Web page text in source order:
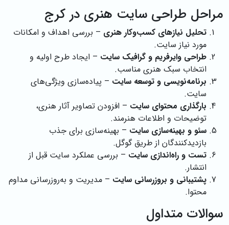
مراحل طراحی سایت هنری در کرج
تحلیل نیازهای کسب‌وکار هنری – بررسی اهداف و امکانات
مورد نیاز سایت.
طراحی وایرفریم و گرافیک سایت – ایجاد طرح اولیه و
انتخاب سبک هنری مناسب.
برنامه‌نویسی و توسعه سایت – پیاده‌سازی ویژگی‌های
سایت.
بارگذاری محتوای سایت – افزودن تصاویر آثار هنری،
توضیحات و اطلاعات هنرمند.
سئو و بهینه‌سازی سایت – بهینه‌سازی برای جذب
بازدیدکنندگان از طریق گوگل.
تست و راه‌اندازی سایت – بررسی عملکرد سایت قبل از
انتشار.
پشتیبانی و بروزرسانی سایت – مدیریت و به‌روزرسانی مداوم
محتوا.
سوالات متداول